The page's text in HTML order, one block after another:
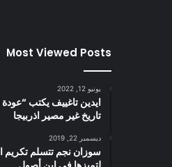
Most Viewed Posts
يونيو 12, 2022
ايدين تاغييف يكتب
تاريخ غير مصير اذربيجا
ديسمبر 22, 2019
سوزان نجم تتسلم تكريم